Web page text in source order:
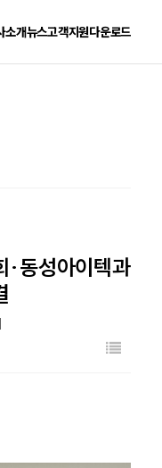
소개뉴스고객지원다운로드
·동성아이텍과